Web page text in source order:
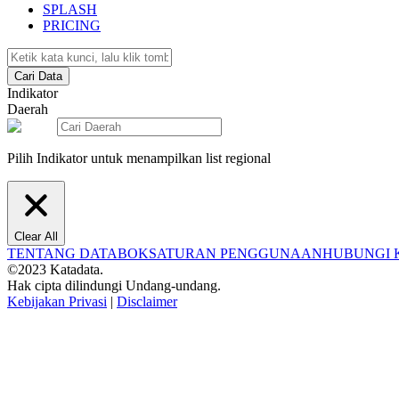
SPLASH
PRICING
Cari Data
Indikator
Daerah
Pilih Indikator untuk menampilkan list regional
Clear All
TENTANG DATABOKSATURAN PENGGUNAANHUBUNGI
©2023 Katadata.
Hak cipta dilindungi Undang-undang.
Kebijakan Privasi | Disclaimer